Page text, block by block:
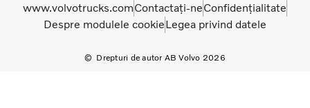
Drepturi de autor AB Volvo 2026
www.volvotrucks.comContactați-neConfidențialitate
Despre modulele cookieLegea privind datele